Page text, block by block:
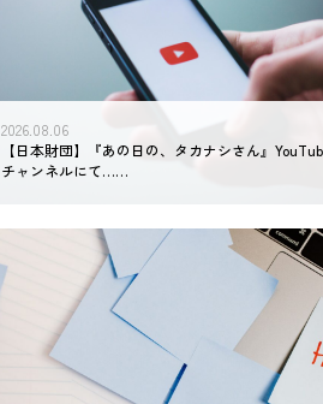
2026.08.06
【日本財団】『あの日の、タカナシさん』
チャンネルにて……